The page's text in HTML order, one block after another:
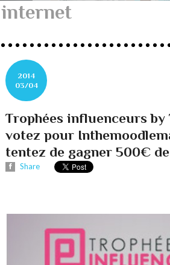
internet
2014
03/04
Trophées influenceurs by
votez pour
tentez de gagner 500€
Share